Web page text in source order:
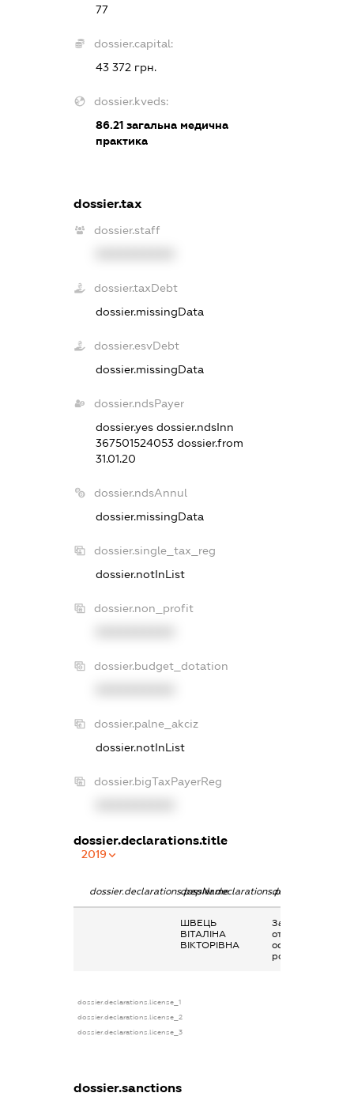
77
dossier.capital:
43 372 грн.
dossier.kveds:
86.21 загальна медична
практика
dossier.tax
dossier.staff
dossier.taxDebt
dossier.missingData
dossier.esvDebt
dossier.missingData
dossier.ndsPayer
dossier.yesdossier.ndsInn
367501524053dossier.from
31.01.20
dossier.ndsAnnul
dossier.missingData
dossier.single_tax_reg
dossier.notInList
dossier.non_profit
dossier.budget_dotation
dossier.palne_akciz
dossier.notInList
dossier.bigTaxPayerReg
dossier.declarations.title
2019
dossier.declarations.pepNamedossier.declarations.personName
ШВЕЦЬ
ВІТАЛІНА
ВІКТОРІВНА
Заробітна плата
отримана за
основним місцем
роботи
dossier.declarations.license_1
dossier.declarations.license_2
dossier.declarations.license_3
dossier.sanctions